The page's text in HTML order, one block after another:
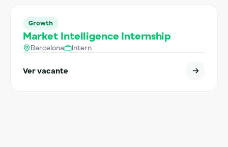
Growth
Market Intelligence Internship
Barcelona Intern
Ver vacante